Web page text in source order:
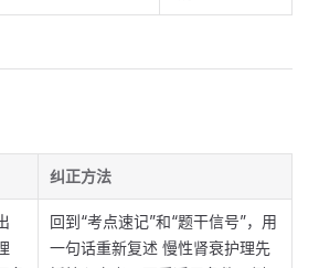
纠正方法
回到“考点速记”和“题干信号”，用
一句话重新复述 慢性肾衰护理先